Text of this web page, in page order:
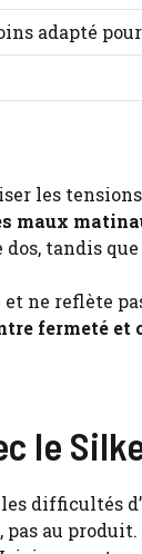
adapté
les
maux
tandis
ne reflète
fermeté et
le
difficultés
au